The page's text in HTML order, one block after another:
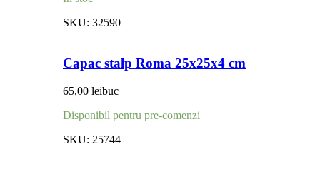
SKU: 32590
Capac stalp Roma 25x25x4 cm
65,00 leibuc
Disponibil pentru pre-comenzi
SKU: 25744